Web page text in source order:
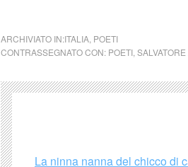
ARCHIVIATO IN:ITALIA POETI
CONTRASSEGNATO CON: POETI
La ninna nanna del chicco di